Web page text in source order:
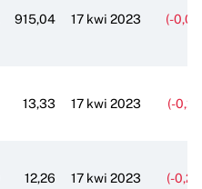
915,04 17 kwi 2023 (-
13,33 17 kwi 2023 (-
12,26 17 kwi 2023 (-